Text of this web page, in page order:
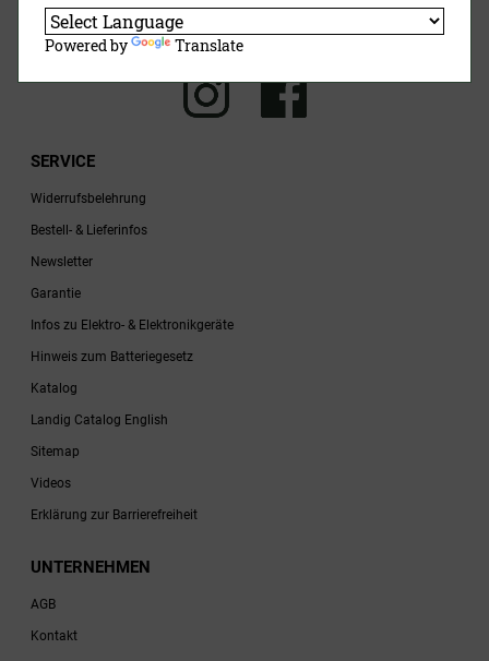
Jetzt Anmelden
SERVICE
Widerrufsbelehrung
Bestell- & Lieferinfos
Newsletter
Garantie
Infos zu Elektro- & Elektronikgeräte
Hinweis zum Batteriegesetz
Katalog
Landig Catalog English
Sitemap
Videos
Erklärung zur Barrierefreiheit
UNTERNEHMEN
AGB
Kontakt
Powered by Translate